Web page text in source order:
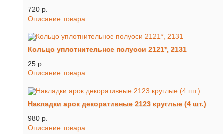
720 p.
Описание товара
Кольцо уплотнительное полуоси 2121*, 2131
25 p.
Описание товара
Накладки арок декоративные 2123 круглые (4 шт.)
980 p.
Описание товара